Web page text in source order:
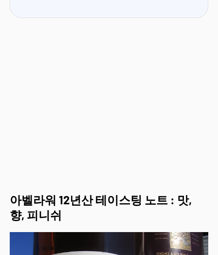
아벨라워 12년산 테이스팅 노트 : 맛,
향, 피니쉬